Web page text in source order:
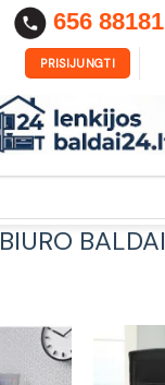
656 88181
PRISIJUNGTI
BIURO BALDAI